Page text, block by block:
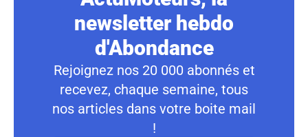
newsletter hebdo
d'Abondance
Rejoignez nos 20 000 abonnés et
recevez, chaque semaine, tous
nos articles dans votre boite mail
!